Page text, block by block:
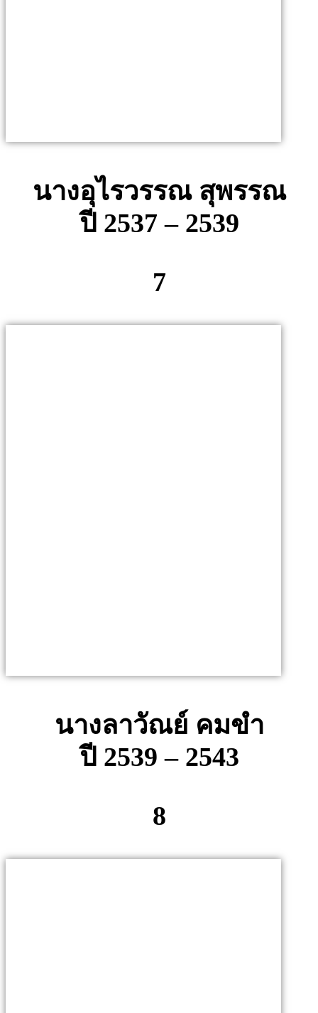
นางอุไรวรรณ สุพรรณ
ปี 2537 – 2539
7
นางลาวัณย์ คมขำ
ปี 2539 – 2543
8